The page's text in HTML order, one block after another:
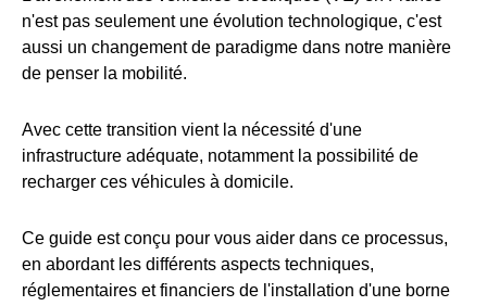
n'est pas seulement une évolution technologique, c'est
aussi un changement de paradigme dans notre manière
de penser la mobilité.
Avec cette transition vient la nécessité d'une
infrastructure adéquate, notamment la possibilité de
recharger ces véhicules à domicile.
Ce guide est conçu pour vous aider dans ce processus,
en abordant les différents aspects techniques,
réglementaires et financiers de l'installation d'une borne